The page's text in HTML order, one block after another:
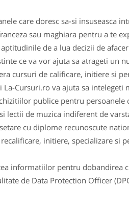
care doresc sa-si insuseasca
sau maghiara pentru a te
de a lua decizii de
ce va vor ajuta sa atrageti un
cursuri de calificare, initiere si
Cursuri.ro va ajuta sa
publice pentru
lectii de muzica indiferent de
cu diplome recunoscute
initiere, specializare
informatiilor pentru dobandirea
de Data Protection Officer